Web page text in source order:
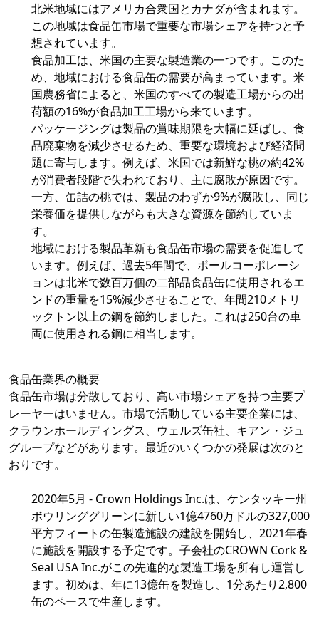
北米地域にはアメリカ合衆国とカナダが含まれます。
この地域は食品缶市場で重要な市場シェアを持つと予
想されています。
食品加工は、米国の主要な製造業の一つです。このた
め、地域における食品缶の需要が高まっています。米
国農務省によると、米国のすべての製造工場からの出
荷額の16%が食品加工工場から来ています。
パッケージングは製品の賞味期限を大幅に延ばし、食
品廃棄物を減少させるため、重要な環境および経済問
題に寄与します。例えば、米国では新鮮な桃の約42%
が消費者段階で失われており、主に腐敗が原因です。
一方、缶詰の桃では、製品のわずか9%が腐敗し、同じ
栄養価を提供しながらも大きな資源を節約していま
す。
地域における製品革新も食品缶市場の需要を促進して
います。例えば、過去5年間で、ボールコーポレーシ
ョンは北米で数百万個の二部品食品缶に使用されるエ
ンドの重量を15%減少させることで、年間210メトリ
ックトン以上の鋼を節約しました。これは250台の車
両に使用される鋼に相当します。
食品缶業界の概要
食品缶市場は分散しており、高い市場シェアを持つ主要プ
レーヤーはいません。市場で活動している主要企業には、
クラウンホールディングス、ウェルズ缶社、キアン・ジュ
グループなどがあります。最近のいくつかの発展は次のと
おりです。
2020年5月 - Crown Holdings Inc.は、ケンタッキー州
ボウリンググリーンに新しい1億4760万ドルの327,000
平方フィートの缶製造施設の建設を開始し、2021年春
に施設を開設する予定です。子会社のCROWN Cork &
Seal USA Inc.がこの先進的な製造工場を所有し運営し
ます。初めは、年に13億缶を製造し、1分あたり2,800
缶のペースで生産します。